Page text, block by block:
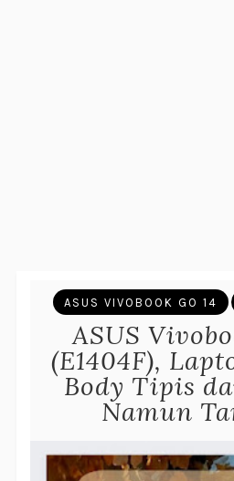
ASUS VIVOBOOK GO 14
ASUS
(E1404F),
Body Tipis
Namun